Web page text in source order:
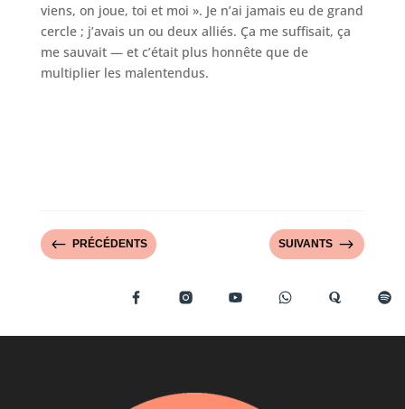
viens, on joue, toi et moi ». Je n’ai jamais eu de grand
cercle ; j’avais un ou deux alliés. Ça me suffisait, ça
me sauvait — et c’était plus honnête que de
multiplier les malentendus.
# PRÉCÉDENTS SUIVANTS $